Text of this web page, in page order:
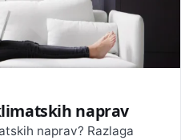
naprav
naprav? Razlaga